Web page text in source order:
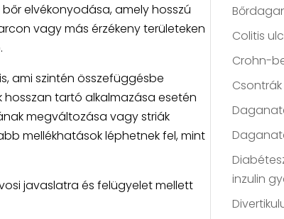
elvékonyodása, amely hosszú
vagy más érzékeny területeken
ami szintén összefüggésbe
hosszan tartó alkalmazása esetén
megváltozása vagy striák
mellékhatások léphetnek fel, mint
javaslatra és felügyelet mellett
Colitis
Crohn-
Csontrák
inzulin